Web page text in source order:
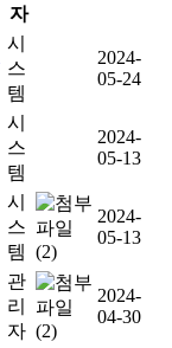
자
시
스
템
2024-
05-24
시
스
템
2024-
05-13
시
스
템 (2)
2024-
05-13
관
리
자 (2)
2024-
04-30